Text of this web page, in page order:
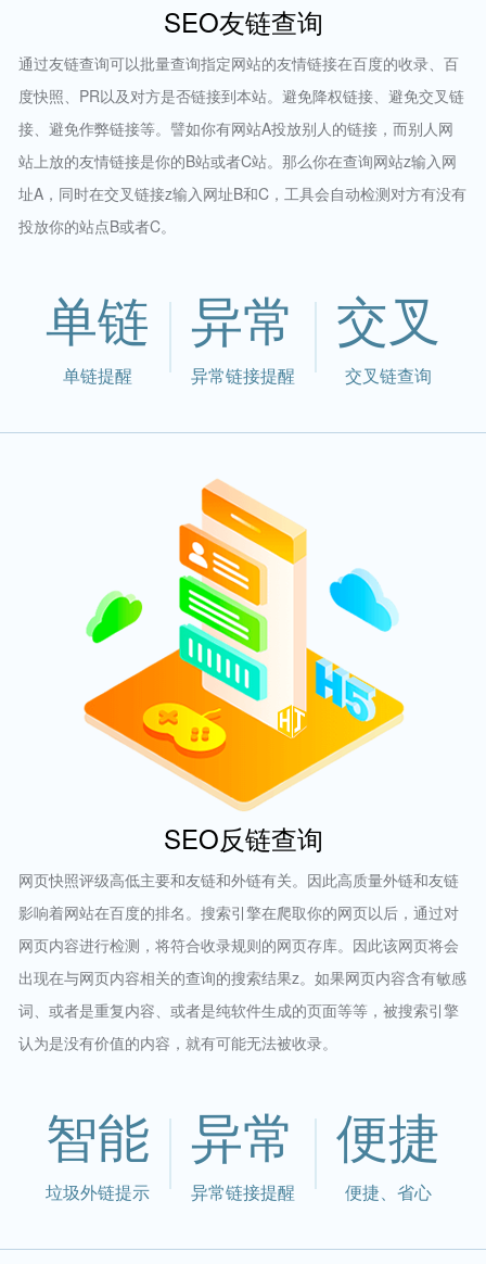
SEO友链查询
通过友链查询可以批量查询指定网站的友情链接在百度的收录、百
度快照、PR以及对方是否链接到本站。避免降权链接、避免交叉链
接、避免作弊链接等。譬如你有网站A投放别人的链接，而别人网
站上放的友情链接是你的B站或者C站。那么你在查询网站z输入网
址A，同时在交叉链接z输入网址B和C，工具会自动检测对方有没有
投放你的站点B或者C。
单链
单链提醒
异常
异常链接提醒
交叉
交叉链查询
SEO反链查询
网页快照评级高低主要和友链和外链有关。因此高质量外链和友链
影响着网站在百度的排名。搜索引擎在爬取你的网页以后，通过对
网页内容进行检测，将符合收录规则的网页存库。因此该网页将会
出现在与网页内容相关的查询的搜索结果z。如果网页内容含有敏感
词、或者是重复内容、或者是纯软件生成的页面等等，被搜索引擎
认为是没有价值的内容，就有可能无法被收录。
智能
垃圾外链提示
异常
异常链接提醒
便捷
便捷、省心